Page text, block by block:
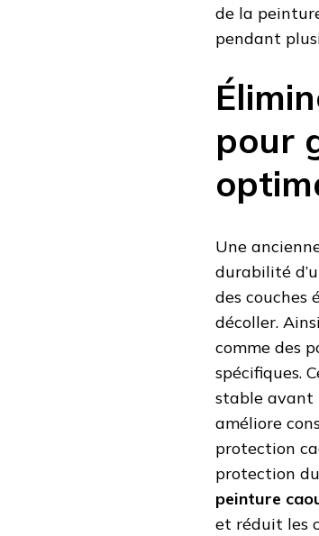
de la
pendant
pour
Une
durabilité
des couches
décoller.
comme des
spécifiques.
stable avant
améliore
protection
protection
peinture
et réduit les